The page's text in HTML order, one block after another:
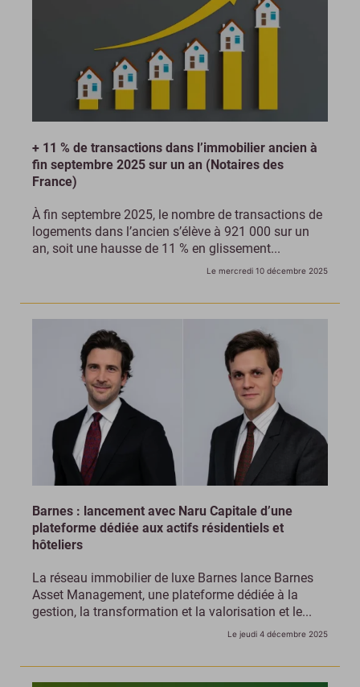
+ 11 % de transactions dans l’immobilier ancien à
fin septembre 2025 sur un an (Notaires des
France)
À fin septembre 2025, le nombre de transactions de
logements dans l’ancien s’élève à 921 000 sur un
an, soit une hausse de 11 % en glissement...
Le mercredi 10 décembre 2025
Barnes : lancement avec Naru Capitale d’une
plateforme dédiée aux actifs résidentiels et
hôteliers
La réseau immobilier de luxe Barnes lance Barnes
Asset Management, une plateforme dédiée à la
gestion, la transformation et la valorisation et le...
Le jeudi 4 décembre 2025